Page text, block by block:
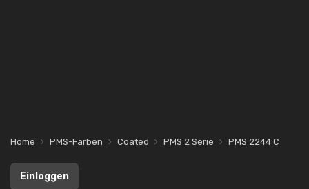
Home PMS-Farben Coated PMS 2 Serie PMS 2244 C
Einloggen